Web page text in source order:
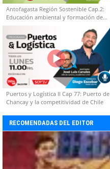
Antofagasta Región Sostenible Cap.2:
Educación ambiental y formación de
capacidades técnicas
Puertos y Logística II Cap 77: Puerto de
Chancay y la competitividad de Chile
RECOMENDADAS DEL EDITOR